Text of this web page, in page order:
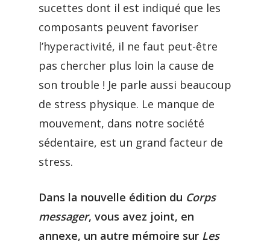
sucettes dont il est indiqué que les
composants peuvent favoriser
l’hyperactivité, il ne faut peut-être
pas chercher plus loin la cause de
son trouble ! Je parle aussi beaucoup
de stress physique. Le manque de
mouvement, dans notre société
sédentaire, est un grand facteur de
stress.
Dans la nouvelle édition du Corps
messager, vous avez joint, en
annexe, un autre mémoire sur Les